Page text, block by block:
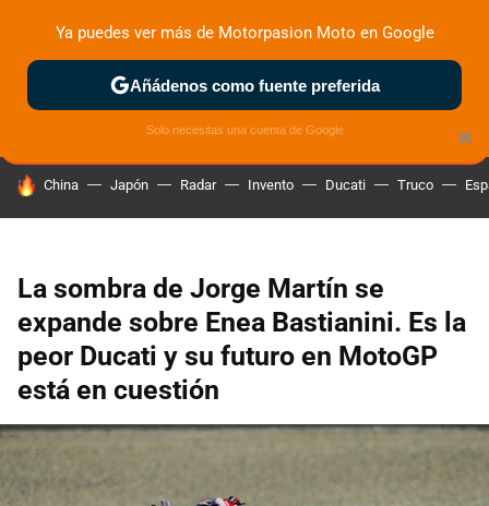
ZONA DE PRUEBAS DEPORTIVAS MOTOS ELÉCTRICAS
HOY SE HABLA DE
China Japón Radar Invento Ducati Truco
La sombra de Jorge Martín se
expande sobre Enea Bastianini. Es la
peor Ducati y su futuro en MotoGP
está en cuestión
×
Ya puedes ver más de Motorpasion Moto en Google
Añádenos como fuente preferida
Solo necesitas una cuenta de Google